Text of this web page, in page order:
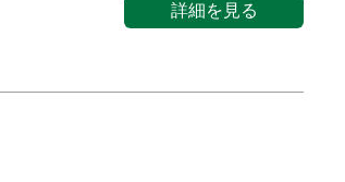
詳細を見る